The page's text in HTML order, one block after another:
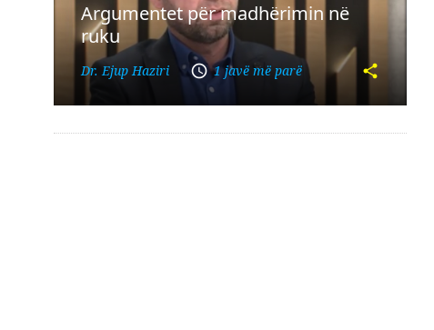
Argumentet për madhërimin në
ruku
Dr. Ejup Haziri 1 javë më parë